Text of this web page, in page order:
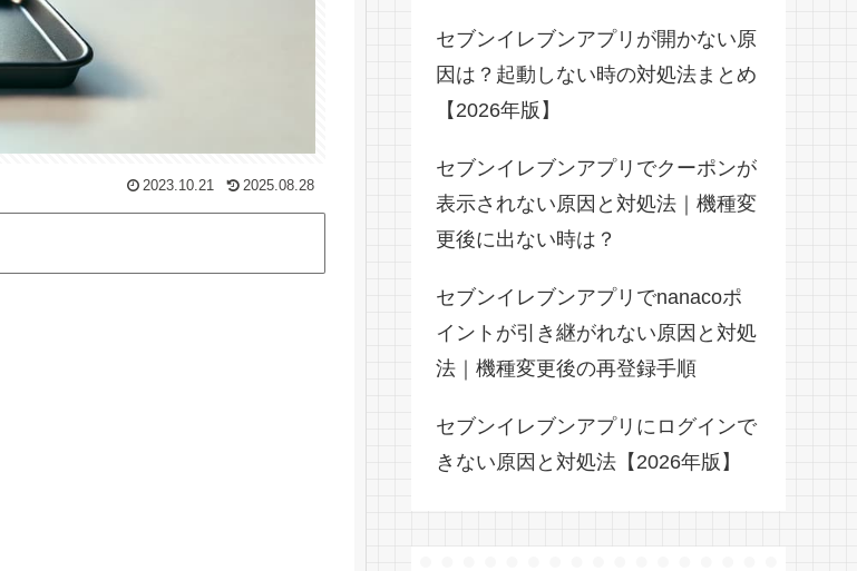
2023.10.21 2025.08.28
セブンイレブンアプリが開かない原
因は？起動しない時の対処法まとめ
【2026年版】
セブンイレブンアプリでクーポンが
表示されない原因と対処法｜機種変
更後に出ない時は？
セブンイレブンアプリでnanacoポ
イントが引き継がれない原因と対処
法｜機種変更後の再登録手順
セブンイレブンアプリにログインで
きない原因と対処法【2026年版】